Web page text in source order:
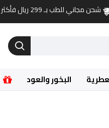
شحن مجاني للطب بـ 299 ريال فأكثر
البخور والعود